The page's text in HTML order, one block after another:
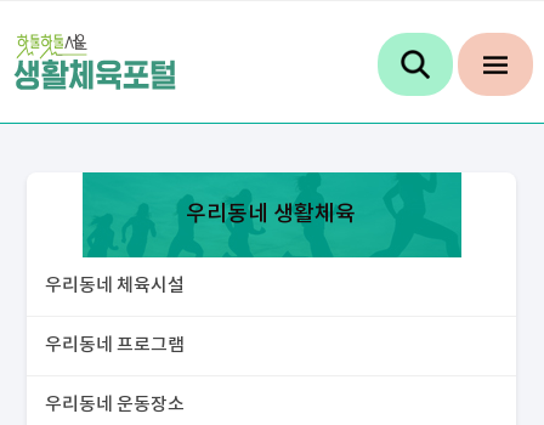
우리동네 생활체육
우리동네 체육시설
우리동네 프로그램
우리동네 운동장소